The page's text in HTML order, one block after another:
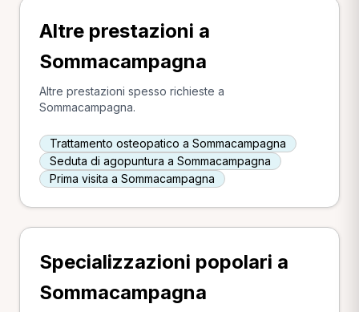
Altre prestazioni a
Sommacampagna
Altre prestazioni spesso richieste a
Sommacampagna.
Trattamento osteopatico a Sommacampagna
Seduta di agopuntura a Sommacampagna
Prima visita a Sommacampagna
Specializzazioni popolari a
Sommacampagna